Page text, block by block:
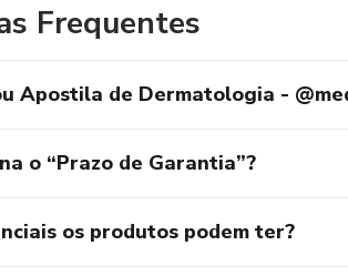
Frequentes
Apostila de Dermatologia -
o “Prazo de Garantia”?
os produtos podem ter?